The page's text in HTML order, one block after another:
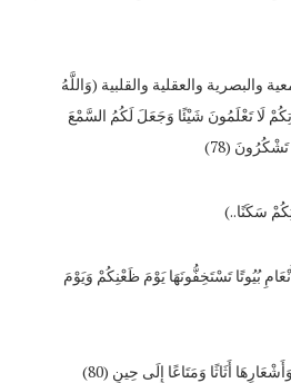
والبصرية والعقلية والقلبية (وَاللَّهُ
لَا تَعْلَمُونَ شَيْئًا وَجَعَلَ لَكُمُ السَّمْعَ
(78)
سَكَنًا..)
بُيُوتًا تَسْتَخِفُّونَهَا يَوْمَ ظَعْنِكُمْ وَيَوْمَ
أَثَاثًا وَمَتَاعًا إِلَى حِينٍ (80)